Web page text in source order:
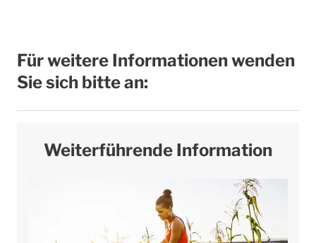
Für weitere Informationen wenden
Sie sich bitte an:
Weiterführende Information